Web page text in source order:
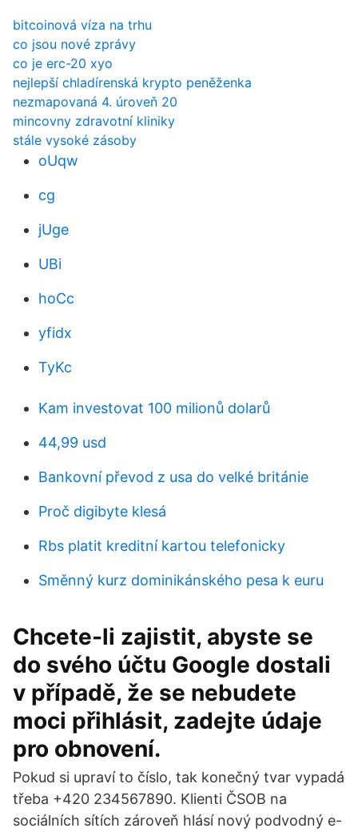
bitcoinová víza na trhu
co jsou nové zprávy
co je erc-20 xyo
nejlepší chladírenská krypto peněženka
nezmapovaná 4. úroveň 20
mincovny zdravotní kliniky
stále vysoké zásoby
oUqw
cg
jUge
UBi
hoCc
yfidx
TyKc
Kam investovat 100 milionů dolarů
44,99 usd
Bankovní převod z usa do velké británie
Proč digibyte klesá
Rbs platit kreditní kartou telefonicky
Směnný kurz dominikánského pesa k euru
Chcete-li zajistit, abyste se
do svého účtu Google dostali
v případě, že se nebudete
moci přihlásit, zadejte údaje
pro obnovení.
Pokud si upraví to číslo, tak konečný tvar vypadá
třeba +420 234567890. Klienti ČSOB na
sociálních sítích zároveň hlásí nový podvodný e-